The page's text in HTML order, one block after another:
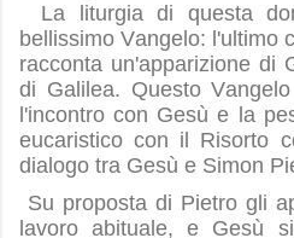
La liturgia di questa
bellissimo Vangelo: l'ultimo
racconta un'apparizione di
di Galilea. Questo
l'incontro con Gesù e la
eucaristico con il Risorto
dialogo tra Gesù e Simon
Su proposta di Pietro gli
lavoro abituale, e Gesù